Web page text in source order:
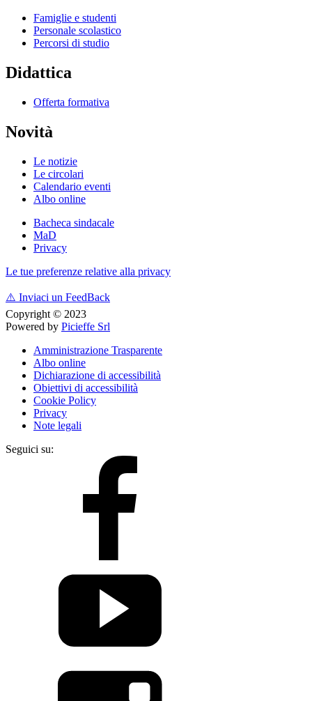
Famiglie e studenti
Personale scolastico
Percorsi di studio
Didattica
Offerta formativa
Novità
Le notizie
Le circolari
Calendario eventi
Albo online
Bacheca sindacale
MaD
Privacy
Le tue preferenze relative alla privacy
⚠️ Inviaci un FeedBack
Copyright © 2023
Powered by Picieffe Srl
Amministrazione Trasparente
Albo online
Dichiarazione di accessibilità
Obiettivi di accessibilità
Cookie Policy
Privacy
Note legali
Seguici su: